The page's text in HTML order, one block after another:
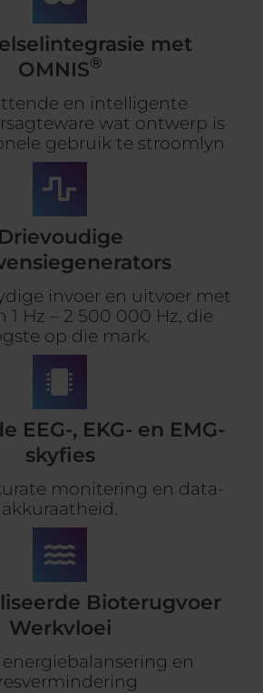
met
OMNIS®
en intelligente
wat ontwerp is
gebruik te stroomlyn
Drievoudige
invoer en uitvoer met
1 Hz – 2 500 000 Hz, die
op die mark.
EEG-, EKG- en EMG-
skyfies
monitering en data-
akkuraatheid.
Bioterugvoer
Werkvloei
en